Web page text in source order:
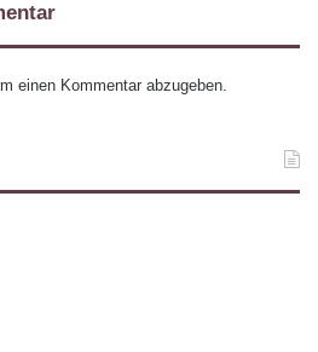
einen Kommentar abzugeben.